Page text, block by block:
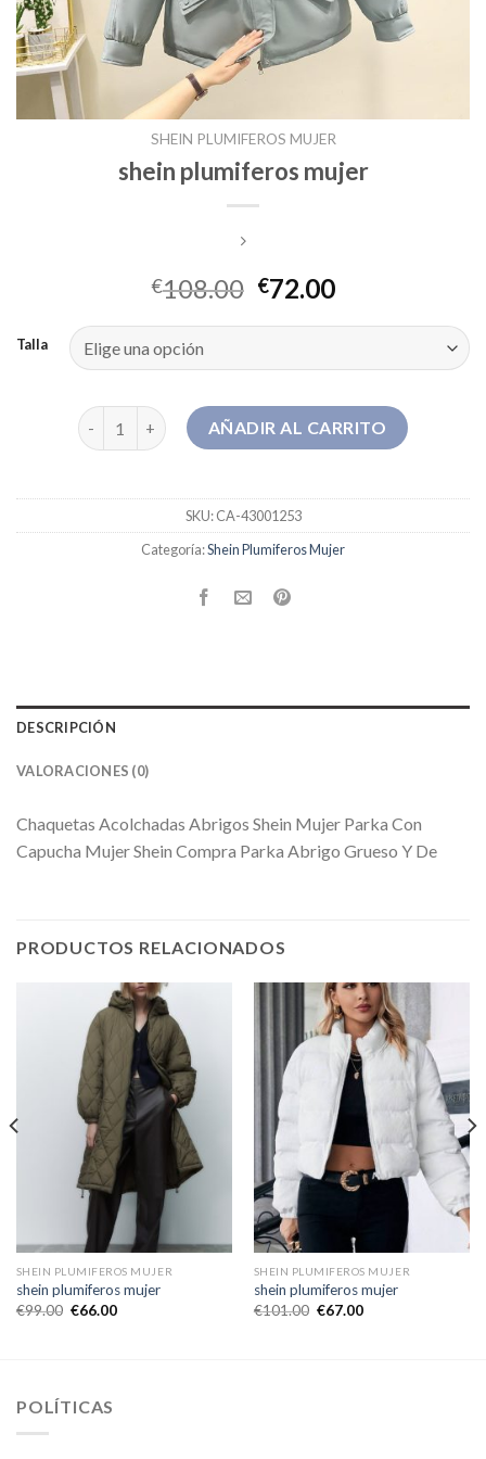
SHEIN PLUMIFEROS MUJER
shein plumiferos mujer
€108.00 €72.00
Talla
shein plumiferos mujer cantidad
AÑADIR AL CARRITO
SKU:CA-43001253
Categoría:Shein Plumiferos Mujer
DESCRIPCIÓN
VALORACIONES (0)
Chaquetas Acolchadas Abrigos Shein Mujer Parka Con
Capucha Mujer Shein Compra Parka Abrigo Grueso Y De
PRODUCTOS RELACIONADOS
SHEIN PLUMIFEROS MUJER
shein plumiferos mujer
€99.00 €66.00
SHEIN PLUMIFEROS MUJER
shein plumiferos mujer
€101.00 €67.00
POLÍTICAS